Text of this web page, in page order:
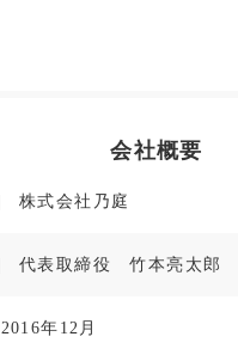
会社概要
株式会社乃庭
代表取締役 竹本亮太郎
2016年12月